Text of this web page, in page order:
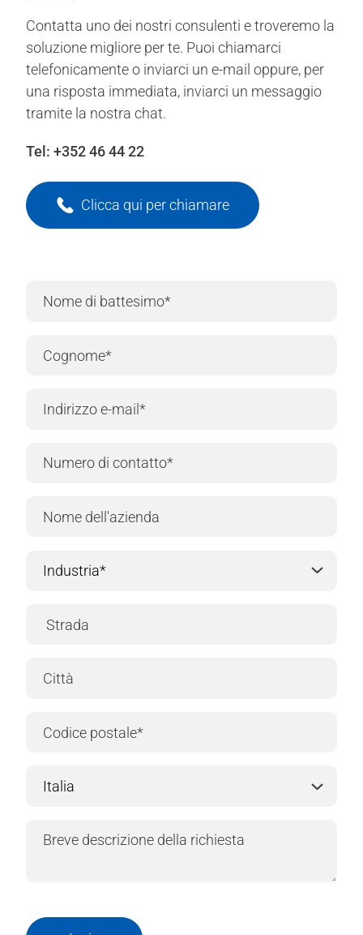
Contatta uno dei nostri consulenti e troveremo la
soluzione migliore per te. Puoi chiamarci
telefonicamente o inviarci un e-mail oppure, per
una risposta immediata, inviarci un messaggio
tramite la nostra chat.
Tel: +352 46 44 22
Clicca qui per chiamare